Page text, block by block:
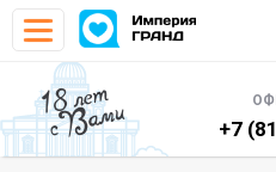
18 лет
с Вами
640 90 48 +7